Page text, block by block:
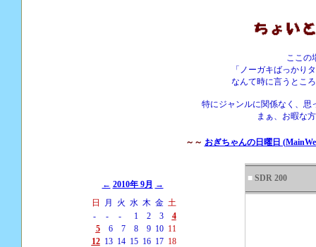
ここの
「ノーガキばっかり
なんて時に言うとこ
特にジャンルに関係なく、思
まぁ、お暇な
～～ おぎちゃんの日曜日
← 2010年 9月 →
日
月 火 水 木 金 土
-
- - 1 2 3
4
5
6 7 8 9 10 11
12 13 14 15 16 17 18
■ SDR 200